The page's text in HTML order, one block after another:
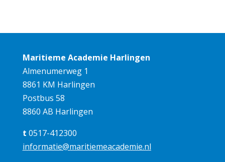
Maritieme Academie Harlingen
Almenumerweg 1
8861 KM Harlingen
Postbus 58
8860 AB Harlingen
t 0517-412300
informatie@maritiemeacademie.nl